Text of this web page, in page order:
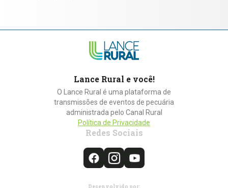
Lance Rural e você!
O Lance Rural é uma plataforma de
transmissões de eventos de pecuária
administrada pelo Canal Rural
Política de Privacidade
Redes Sociais